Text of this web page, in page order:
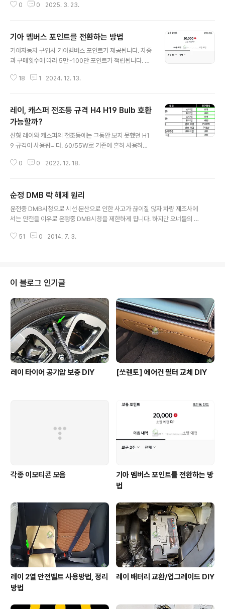
면 됩니다. 위아래를 잡고 당기면 커버가 분리됩니
요. 공기의 방향은 아래쪽으로 향하게 새 필터를 끼워줍
니다. 97133-L1100 필터 어셈블리-에어(FILTER AS
SY-AIR) \37,510원 필터커버를 조립합니다. 홈에
면 됩니다 . 옆의 쇼버 조립하..
0 0 2025. 3. 23.
기아 멤버스 포인트를 전환하는 방법
기아자동차 구입시 기아멤버스 포인트가 제공됩니다. 차종
과 구매횟수에 따라 5만~100만 포인트가 적립됩니다. 다
만 쓰고 끝나는 경우가 많습니다. 사용처를 잘 몰라 오토큐
전용 쇼핑몰도 가격이 비싼감이 있는건 사실입니다. 보다
알뜰한 사용을 위하여 다른 쇼핑몰 적립금으로 전환하여
사용하는 방법이 있습니다. 현재는 네이버포인트와 스마일
캐시(지마켓/옥션)으로 전환이 가능합니다. 포인트 유효기
간은 적립으로 부터 5년이고 매월 1일 소멸됩니다.사라지
기전에 사용하시기 바랍니다. 먼저 네이버포인트의 경우입
18 1 2024. 12. 13.
레이, 캐스퍼 전조등 규격 H4 H19 Bulb 호환
가능할까?
신형 레이와 캐스퍼의 전조등에는 그동안 보지 못했던 H1
9 규격이 사용됩니다. 60/55W로 기존에 흔히 사용하던
서 상/하향을 같이 사용하죠. 추가적으로 자료를 찾아보기
동일해 보입니다. 와트(W)는 동일한데 1650/1000lm 에
서 1750/1200lm으로 밝기가 올라갔습니다. 도면도 확인
했고 밝기가 올라가니 기존 차량에서 H19 전구를 사용가
이 있어 실제 전구를 주문해봅니다. 이렇게 보면 유리관의
0 0 2022. 12. 18.
순정 DMB 락 해제 원리
운전중 DMB시청으로 시선 분산으로 인한 사고가 끊이질 않자 차량 제조사에
서는 안전을 이유로 운행중 DMB시청을 제한하게 됩니다. 하지만 오너들의 마
필요하기도 합니다. 그래서 막고 뚫는 행위가 반복되고 있습니다. 현재는 운행
제방법또한 아주 간단했습니다. 해당 선을 찾아 잘라버리고 접지나 +연결해두
면 끝이었죠. 다음번 방법은 차속신호를 받게 됩니다. 차속센서에서 나오는 펄
스신호를 받아 차량이 운행중인..
51 0 2014. 7. 3.
이 블로그 인기글
레이 타이어 공기압 보충 DIY [쏘렌토] 에어컨 필터 교체 DIY
각종 이모티콘 모음
기아 멤버스 포인트를 전환하는 방
법
레이 2열 안전벨트 사용방법, 정리
방법
레이 배터리 교환/업그레이드 DIY